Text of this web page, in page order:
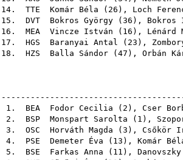
14. TTE Komár Béla ( 26 ), Loch
15. DVT Bokros György ( 36 ), Bokros
16. MEA Vincze István ( 16 ), Lénárd
17. HGS Baranyai Antal ( 23 ),
18. HZS Balla Sándor ( 47 ), Orbán
1. BEA Fodor Cecilia ( 2 ), Cser
2. BSP Monspart Sarolta ( 1 ),
3. OSC Horváth Magda ( 3 ), Csőkör
4. PSE Demeter Éva ( 13 ), Komár
5. BSE Farkas Anna ( 11 ),